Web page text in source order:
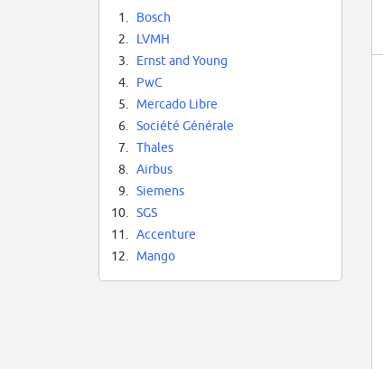
1.
Bosch
2.
LVMH
3.
Ernst and Young
4.
PwC
5.
Mercado Libre
6.
Société Générale
7.
Thales
8.
Airbus
9.
Siemens
10.
SGS
11.
Accenture
12.
Mango